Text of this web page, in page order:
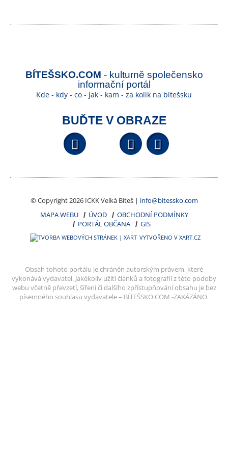
BÍTEŠSKO.COM - kulturně společensko
informační portál
Kde - kdy - co - jak - kam - za kolik na bítešsku
BUĎTE V OBRAZE
Facebook YouTube
© Copyright 2026 ICKK Velká Bíteš | info@bitessko.com
MAPA WEBU
ÚVOD
OBCHODNÍ PODMÍNKY
PORTÁL OBČANA
GIS
VYTVOŘENO V XART.CZ
Obsah tohoto portálu je chráněn autorským právem, které
vykonává vydavatel. Jakékoliv užití článků a fotografií z této podoby
webu včetně převzetí, šíření či dalšího zpřístupňování obsahu je bez
písemného souhlasu vydavatele – BÍTEŠSKO.COM -ZAKÁZÁNO.